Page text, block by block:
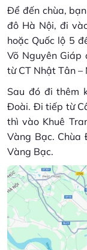
Để đến chùa,
đô Hà Nội, đi
hoặc Quốc lộ 5
Võ Nguyên
từ CT Nhật Tân –
Sau đó đi thêm
Đoài. Đi tiếp từ
thì vào Khuê
Vàng Bạc. Chùa
Vàng Bạc.